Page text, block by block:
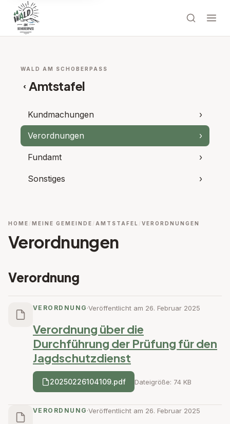
WALD AM SCHOBERPASS
‹ Amtstafel
Kundmachungen ›
Verordnungen ›
Fundamt ›
Sonstiges ›
HOME MEINE GEMEINDE AMTSTAFEL VERORDNUNGEN
Verordnungen
Verordnung
VERORDNUNG ·Veröffentlicht am 26. Februar 2025
Verordnung über die
Durchführung der Prüfung für den
Jagdschutzdienst
20250226104109.pdf Dateigröße: 74 KB
VERORDNUNG ·Veröffentlicht am 26. Februar 2025